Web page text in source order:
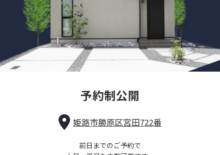
予約制公開
姫路市勝原区宮田722番
前日までのご予約で